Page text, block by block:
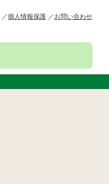
個人情報保護 お問い合わせ